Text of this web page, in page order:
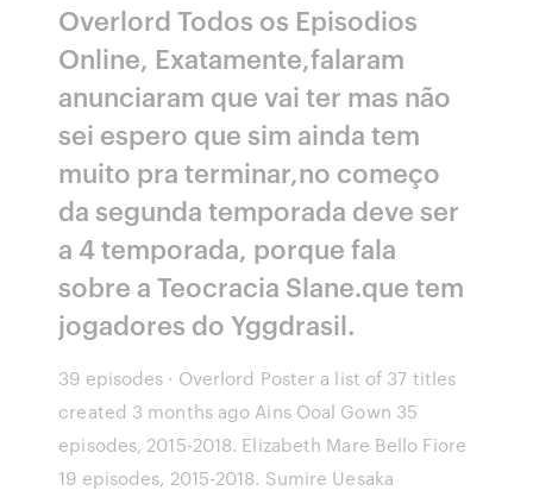
Overlord Todos os Episodios
Online, Exatamente,falaram
anunciaram que vai ter mas não
sei espero que sim ainda tem
muito pra terminar,no começo
da segunda temporada deve ser
a 4 temporada, porque fala
sobre a Teocracia Slane.que tem
jogadores do Yggdrasil.
39 episodes · Overlord Poster a list of 37 titles
created 3 months ago Ains Ooal Gown 35
episodes, 2015-2018. Elizabeth Mare Bello Fiore
19 episodes, 2015-2018. Sumire Uesaka